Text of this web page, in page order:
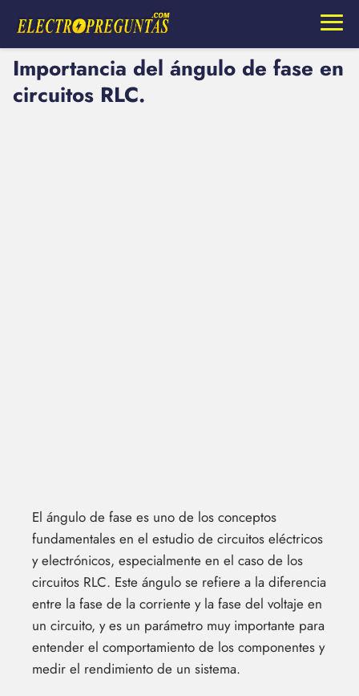
Importancia del ángulo de fase en
circuitos RLC.
El ángulo de fase es uno de los conceptos
fundamentales en el estudio de circuitos eléctricos
y electrónicos, especialmente en el caso de los
circuitos RLC. Este ángulo se refiere a la diferencia
entre la fase de la corriente y la fase del voltaje en
un circuito, y es un parámetro muy importante para
entender el comportamiento de los componentes y
medir el rendimiento de un sistema.